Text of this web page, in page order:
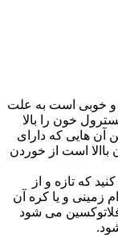
و خوبی است به علت
خون را بالا
آن هایی که دارای
است از خوردن
که تازه و از
زمینی و یا کره آن
می شود